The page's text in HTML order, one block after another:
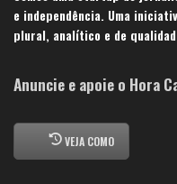
e independência. Uma
plural, analítico e de
Anuncie e apoie o Hora
VEJA COMO